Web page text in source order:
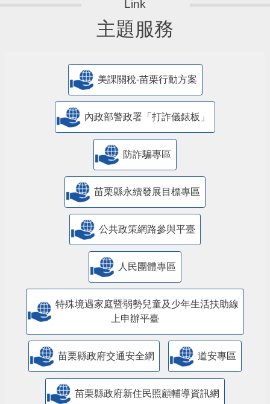
主題服務
美課關稅-苗栗行動方案
內政部警政署「打詐儀錶板」
防詐騙專區
苗栗縣永續發展目標專區
公共政策網路參與平臺
人民團體專區
特殊境遇家庭暨弱勢兒童及少年生活扶助線
上申辦平臺
苗栗縣政府交通安全網 道安專區
苗栗縣政府新住民照顧輔導資訊網